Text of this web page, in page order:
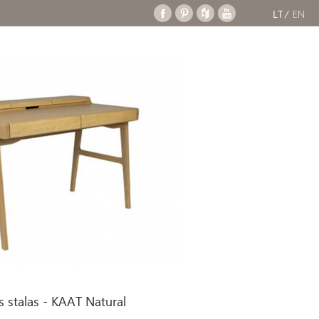
LT EN
stalas - KAAT Natural